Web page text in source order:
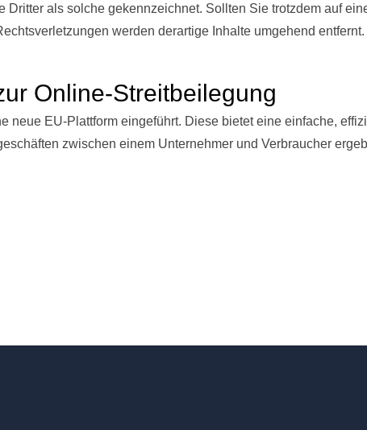
als solche gekennzeichnet. Sollten Sie trotzdem auf
werden derartige Inhalte umgehend entfernt.
Online-Streitbeilegung
neue EU-Plattform eingeführt. Diese bietet eine einfache,
zwischen einem Unternehmer und Verbraucher